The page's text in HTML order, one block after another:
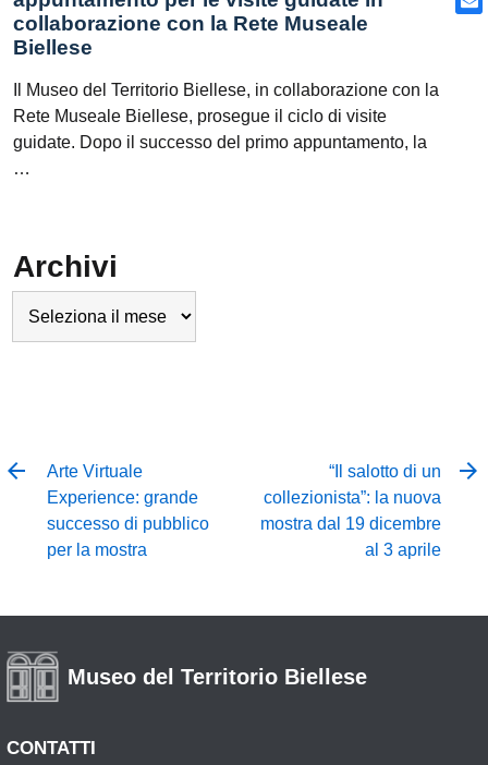
collaborazione con la Rete Museale
Biellese
Il Museo del Territorio Biellese, in collaborazione con la
Rete Museale Biellese, prosegue il ciclo di visite
guidate. Dopo il successo del primo appuntamento, la
…
Archivi
Arte Virtuale
Experience: grande
successo di pubblico
per la mostra
“Il salotto di un
collezionista”: la nuova
mostra dal 19 dicembre
al 3 aprile
Museo del Territorio Biellese
CONTATTI